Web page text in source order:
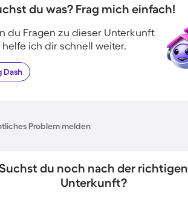
du was? Frag mich einfach!
du Fragen zu dieser Unterkunft
helfe ich dir schnell weiter.
Dash
Problem melden
du noch nach der richtigen
Unterkunft?